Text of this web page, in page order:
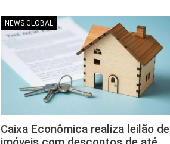
NEWS GLOBAL
Caixa Econômica realiza leilão de